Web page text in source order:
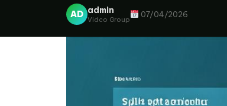
AD admin
Vidco Group
07/04/2026